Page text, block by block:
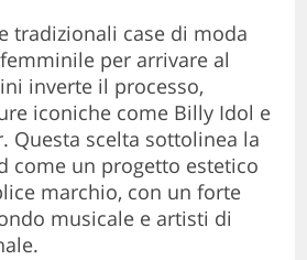
tradizionali case di moda
per arrivare al
inverte il processo,
iconiche come Billy Idol e
Questa scelta sottolinea la
come un progetto estetico
marchio, con un forte
musicale e artisti di